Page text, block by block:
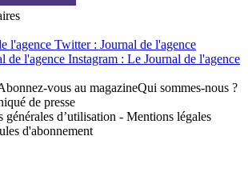
l'agence Twitter : Journal de l'agence
de l'agence Instagram : Le Journal de l'agence
vous au magazineQui sommes-nous ?
de presse
générales d’utilisation - Mentions légales
d'abonnement